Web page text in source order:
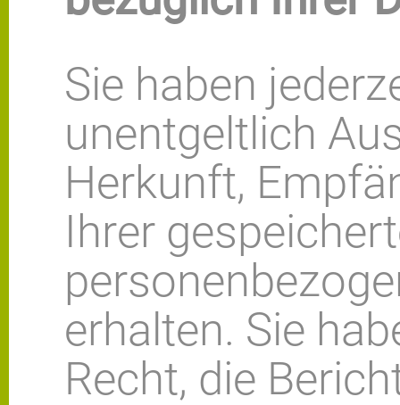
Sie haben
unentgeltlich
Herkunft,
Ihrer
erhalten. Sie
Recht, die